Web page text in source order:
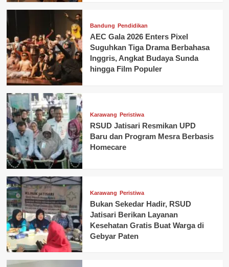
Bandung Pendidikan
AEC Gala 2026 Enters Pixel
Suguhkan Tiga Drama Berbahasa
Inggris, Angkat Budaya Sunda
hingga Film Populer
Karawang Peristiwa
RSUD Jatisari Resmikan UPD
Baru dan Program Mesra Berbasis
Homecare
Karawang Peristiwa
Bukan Sekedar Hadir, RSUD
Jatisari Berikan Layanan
Kesehatan Gratis Buat Warga di
Gebyar Paten